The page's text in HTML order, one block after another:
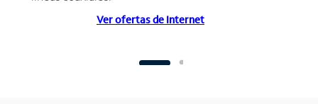
Ver ofertas de Internet